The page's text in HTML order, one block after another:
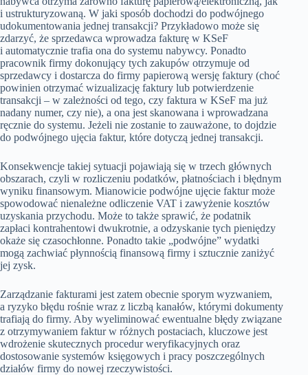
i ustrukturyzowaną. W jaki sposób dochodzi do podwójnego
udokumentowania jednej transakcji? Przykładowo może się
zdarzyć, że sprzedawca wprowadza fakturę w KSeF
i automatycznie trafia ona do systemu nabywcy. Ponadto
pracownik firmy dokonujący tych zakupów otrzymuje od
sprzedawcy i dostarcza do firmy papierową wersję faktury (choć
powinien otrzymać wizualizację faktury lub potwierdzenie
transakcji – w zależności od tego, czy faktura w KSeF ma już
nadany numer, czy nie), a ona jest skanowana i wprowadzana
ręcznie do systemu. Jeżeli nie zostanie to zauważone, to dojdzie
do podwójnego ujęcia faktur, które dotyczą jednej transakcji.
Konsekwencje takiej sytuacji pojawiają się w trzech głównych
obszarach, czyli w rozliczeniu podatków, płatnościach i błędnym
wyniku finansowym. Mianowicie podwójne ujęcie faktur może
spowodować nienależne odliczenie VAT i zawyżenie kosztów
uzyskania przychodu. Może to także sprawić, że podatnik
zapłaci kontrahentowi dwukrotnie, a odzyskanie tych pieniędzy
okaże się czasochłonne. Ponadto takie „podwójne” wydatki
mogą zachwiać płynnością finansową firmy i sztucznie zaniżyć
jej zysk.
Zarządzanie fakturami jest zatem obecnie sporym wyzwaniem,
a ryzyko błędu rośnie wraz z liczbą kanałów, którymi dokumenty
trafiają do firmy. Aby wyeliminować ewentualne błędy związane
z otrzymywaniem faktur w różnych postaciach, kluczowe jest
wdrożenie skutecznych procedur weryfikacyjnych oraz
dostosowanie systemów księgowych i pracy poszczególnych
działów firmy do nowej rzeczywistości.